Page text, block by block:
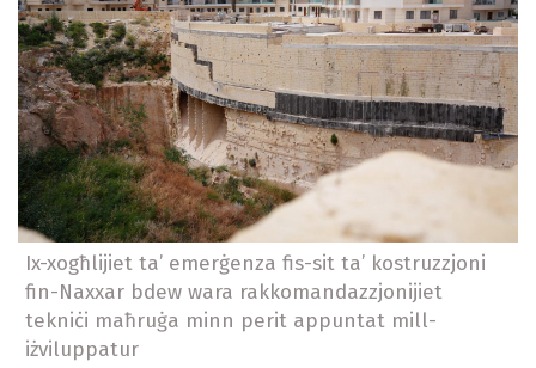
Ix-xogħlijiet ta’ emerġenza fis-sit ta’ kostruzzjoni
fin-Naxxar bdew wara rakkomandazzjonijiet
tekniċi maħruġa minn perit appuntat mill-
iżviluppatur